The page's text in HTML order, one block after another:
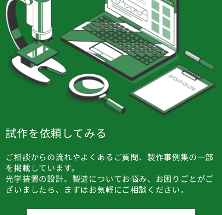
試作を依頼してみる
ご相談からの流れやよくあるご質問、製作事例集の一部
を掲載しています。
光学装置の設計、製造についてお悩み、お困りごとがご
ざいましたら、まずはお気軽にご相談ください。